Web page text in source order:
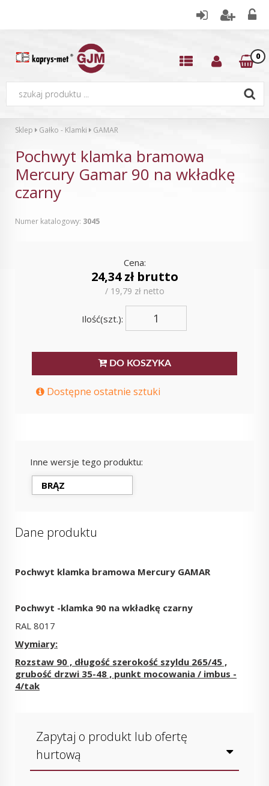
0
Sklep Gałko - Klamki GAMAR
Pochwyt klamka bramowa
Mercury Gamar 90 na wkładkę
czarny
Numer katalogowy: 3045
Cena:
24,34 zł brutto
/ 19,79 zł netto
Ilość(szt.):
DO KOSZYKA
Dostępne ostatnie sztuki
Inne wersje tego produktu:
BRĄZ
Dane produktu
Pochwyt klamka bramowa Mercury GAMAR
Pochwyt -klamka 90 na wkładkę czarny
RAL 8017
Wymiary:
Rozstaw 90 , długość szerokość szyldu 265/45 ,
grubość drzwi 35-48 , punkt mocowania / imbus -
4/tak
Zapytaj o produkt lub ofertę
hurtową